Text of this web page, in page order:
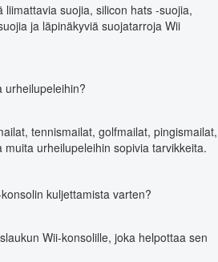
liimattavia suojia, silicon hats -suojia,
ja läpinäkyviä suojatarroja Wii
urheilupeleihin?
tennismailat, golfmailat, pingismailat,
urheilupeleihin sopivia tarvikkeita.
kuljettamista varten?
Wii-konsolille, joka helpottaa sen